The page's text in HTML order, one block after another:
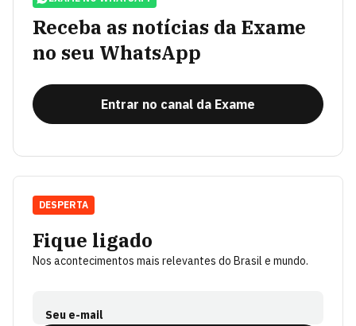
Receba as notícias da Exame
no seu WhatsApp
Entrar no canal da Exame
Fique ligado
Nos acontecimentos mais relevantes do Brasil e mundo.
Seu e-mail
DESPERTA